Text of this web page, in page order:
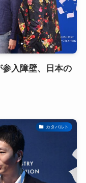
入障壁、日本の
カタパルト